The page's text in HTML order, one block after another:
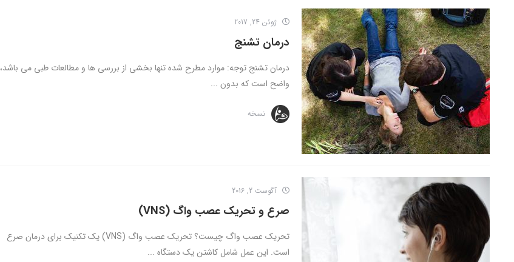
ژوئن 24, 2017
درمان تشنج
درمان تشنج توجه: موارد مطرح شده تنها بخشی از بررسی ها و مطالعات طبی می باشد،
واضح است که بدون ...
نسخه
آگوست 2, 2016
صرع و تحریک عصب واگ (VNS)
تحریک عصب واگ چیست؟ تحریک عصب واگ (VNS) یک تکنیک برای درمان صرع
است. این عمل شامل کاشتن یک دستگاه ...